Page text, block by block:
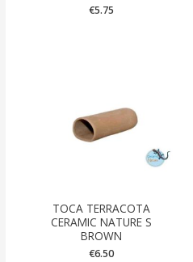
€5.75
TOCA TERRACOTA
CERAMIC NATURE S
BROWN
€6.50